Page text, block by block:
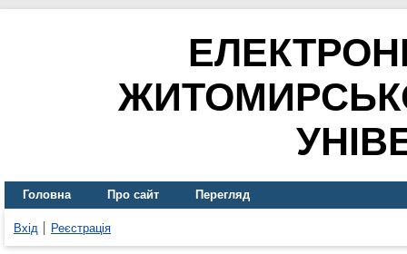
Головна Про сайт Перегляд
Вхід Реєстрація